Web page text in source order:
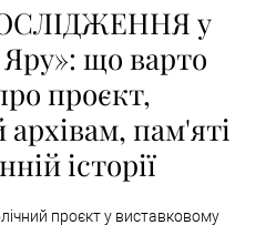
у
що варто
проєкт,
пам'яті
історії
проєкт у виставковому